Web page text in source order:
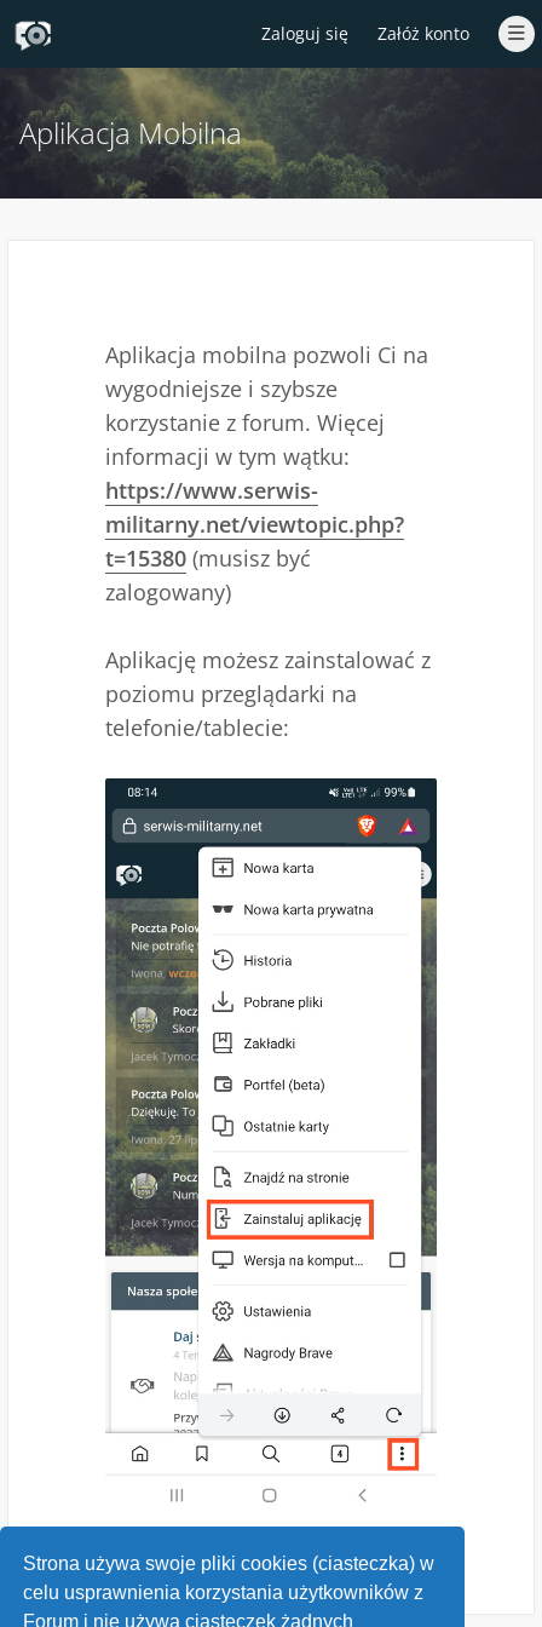
Strona używa swoje pliki cookies (ciasteczka) w
celu usprawnienia korzystania użytkowników z
Forum i nie używa ciasteczek żadnych
Zaloguj się Załóż konto
Aplikacja Mobilna
Aplikacja mobilna pozwoli Ci na
wygodniejsze i szybsze
korzystanie z forum. Więcej
informacji w tym wątku:
https://www.serwis-
militarny.net/viewtopic.php?
t=15380 (musisz być
zalogowany)
Aplikację możesz zainstalować z
poziomu przeglądarki na
telefonie/tablecie: